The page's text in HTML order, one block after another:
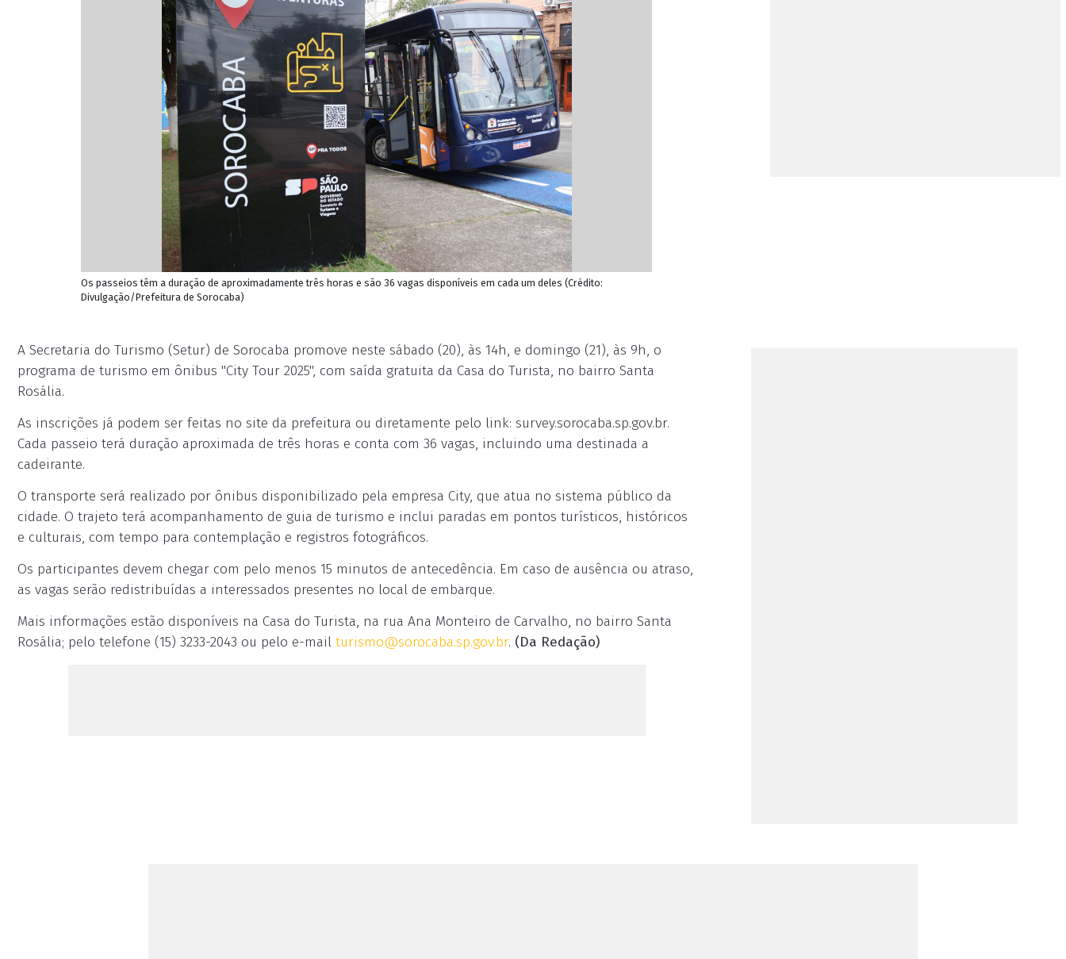
Os passeios têm a duração de aproximadamente três horas e são 36 vagas disponíveis em cada um deles (Crédito:
Divulgação/Prefeitura de Sorocaba)
A Secretaria do Turismo (Setur) de Sorocaba promove neste sábado (20), às 14h, e domingo (21), às 9h, o
programa de turismo em ônibus "City Tour 2025", com saída gratuita da Casa do Turista, no bairro Santa
Rosália.
As inscrições já podem ser feitas no site da prefeitura ou diretamente pelo link: survey.sorocaba.sp.gov.br.
Cada passeio terá duração aproximada de três horas e conta com 36 vagas, incluindo uma destinada a
cadeirante.
O transporte será realizado por ônibus disponibilizado pela empresa City, que atua no sistema público da
cidade. O trajeto terá acompanhamento de guia de turismo e inclui paradas em pontos turísticos, históricos
e culturais, com tempo para contemplação e registros fotográficos.
Os participantes devem chegar com pelo menos 15 minutos de antecedência. Em caso de ausência ou atraso,
as vagas serão redistribuídas a interessados presentes no local de embarque.
Mais informações estão disponíveis na Casa do Turista, na rua Ana Monteiro de Carvalho, no bairro Santa
Rosália; pelo telefone (15) 3233-2043 ou pelo e-mail turismo@sorocaba.sp.gov.br. (Da Redação)